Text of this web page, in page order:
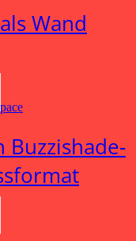
Wand
Buzzishade-